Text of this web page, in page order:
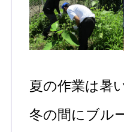
夏の作業は暑
冬の間にブル